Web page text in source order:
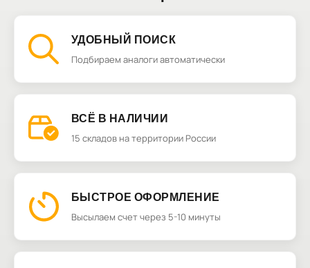
УДОБНЫЙ ПОИСК
Подбираем аналоги автоматически
ВСЁ В НАЛИЧИИ
15 складов на территории России
БЫСТРОЕ ОФОРМЛЕНИЕ
Высылаем счет через 5-10 минуты